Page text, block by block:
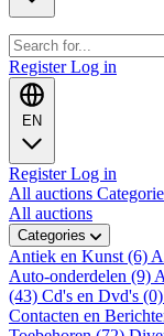
RegisterLog in
EN
RegisterLog in
All auctions
All auctions
Categories
Antiek en Kunst (6)
Auto-onderdelen (9)
(43) Cd's en Dvd's (0)
Contacten en